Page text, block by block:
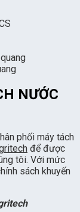
NƯỚC
phối máy tách
để được
tôi. Với mức
sách khuyến
h